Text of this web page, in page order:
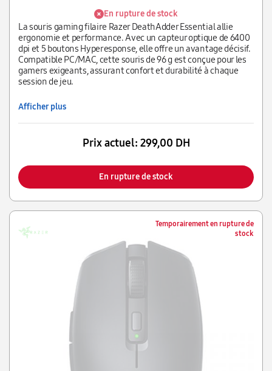
En rupture de stock
La souris gaming filaire Razer DeathAdder Essential allie
ergonomie et performance. Avec un capteur optique de 6400
dpi et 5 boutons Hyperesponse, elle offre un avantage décisif.
Compatible PC/MAC, cette souris de 96 g est conçue pour les
gamers exigeants, assurant confort et durabilité à chaque
session de jeu.
Afficher plus
Prix actuel: 299,00 DH
En rupture de stock
Temporairement en rupture de
stock